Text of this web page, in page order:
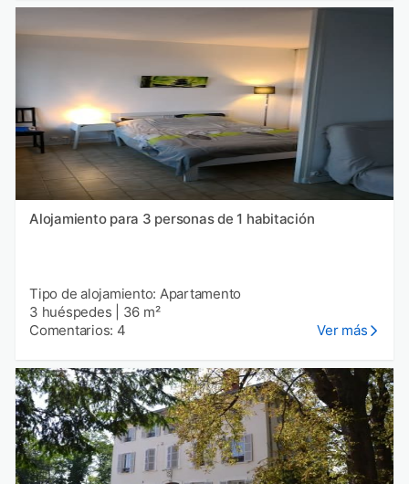
Alojamiento para 3 personas de 1 habitación
Tipo de alojamiento: Apartamento
3 huéspedes
36 m²
Comentarios: 4
Ver más